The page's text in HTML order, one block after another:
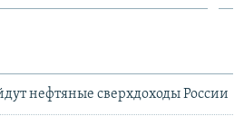
нефтяные сверхдоходы России